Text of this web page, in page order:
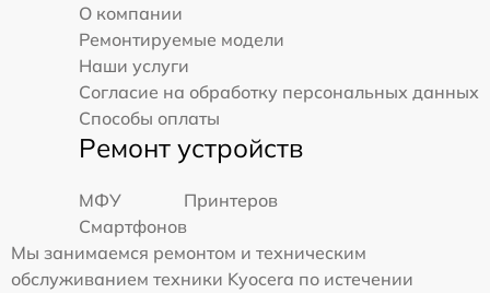
О компании
Ремонтируемые модели
Наши услуги
Согласие на обработку персональных данных
Способы оплаты
Ремонт устройств
МФУ
Принтеров
Смартфонов
Мы занимаемся ремонтом и техническим
обслуживанием техники Kyocera по истечении